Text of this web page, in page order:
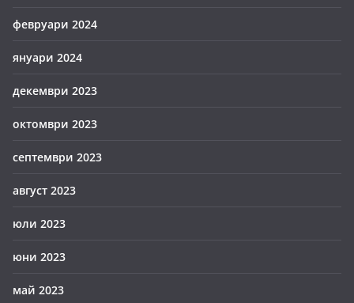
февруари 2024
януари 2024
декември 2023
октомври 2023
септември 2023
август 2023
юли 2023
юни 2023
май 2023